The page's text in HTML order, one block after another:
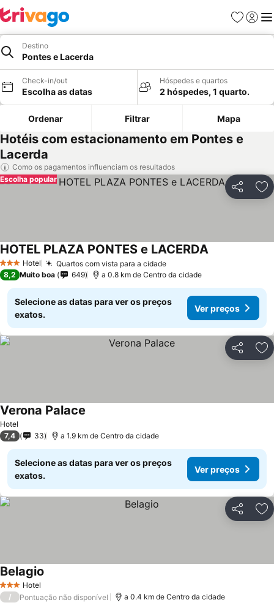
Favoritos
Iniciar
Destino
Pontes e Lacerda
Check-in/out
Escolha as datas
Hóspedes e quartos
2 hóspedes, 1 quarto.
Ordenar Filtrar Mapa
Hotéis com estacionamento em Pontes e
Lacerda
Como os pagamentos influenciam os resultados
Partilhar
Escolha popular
3 EstrelasHotel Quartos com vista para a cidade
HOTEL PLAZA PONTES e LACERDA
8,2 Muito boa 649 a 0.8 km de Centro da cidade
Selecione as datas para ver os preços
exatos.
Ver preços
Partilhar
Hotel
Verona Palace
7,4 33 a 1.9 km de Centro da cidade
Selecione as datas para ver os preços
exatos.
Ver preços
Partilhar
3 EstrelasHotel
Belagio
/ Pontuação não disponível a 0.4 km de Centro da cidade